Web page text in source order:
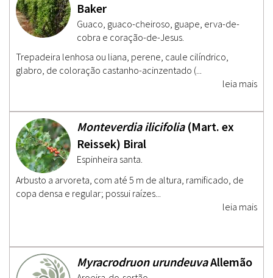
Baker
Guaco, guaco-cheiroso, guape, erva-de-
cobra e coração-de-Jesus.
Trepadeira lenhosa ou liana, perene, caule cilíndrico,
glabro, de coloração castanho-acinzentado (...
leia mais
Monteverdia ilicifolia (Mart. ex
Reissek) Biral
Espinheira santa.
Arbusto a arvoreta, com até 5 m de altura, ramificado, de
copa densa e regular; possui raízes...
leia mais
Myracrodruon urundeuvaAllemão